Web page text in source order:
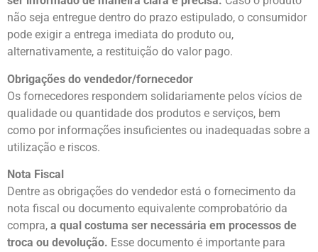
não seja entregue dentro do prazo estipulado, o consumidor
pode exigir a entrega imediata do produto ou,
alternativamente, a restituição do valor pago.
Obrigações do vendedor/fornecedor
Os fornecedores respondem solidariamente pelos vícios de
qualidade ou quantidade dos produtos e serviços, bem
como por informações insuficientes ou inadequadas sobre a
utilização e riscos.
Nota Fiscal
Dentre as obrigações do vendedor está o fornecimento da
nota fiscal ou documento equivalente comprobatório da
compra, a qual costuma ser necessária em processos de
troca ou devolução. Esse documento é importante para